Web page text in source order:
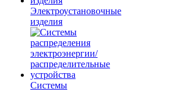
Электроустановочные
изделия
Системы